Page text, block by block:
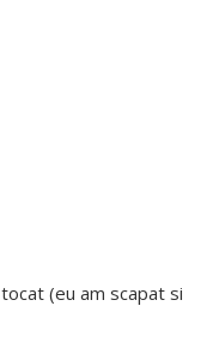
(eu am scapat si